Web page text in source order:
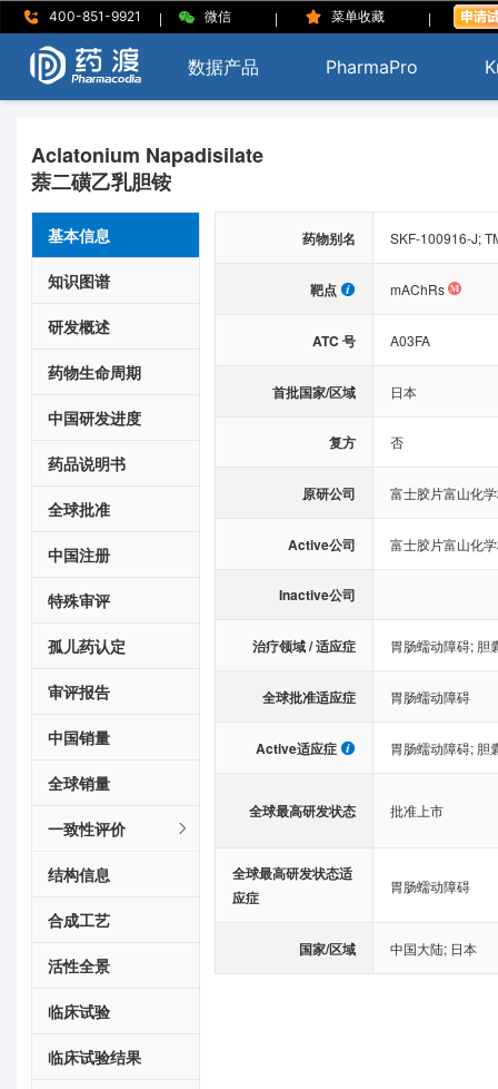
400-851-9921 | 微信 | 菜单收藏 |
数据产品 PharmaPro
Aclatonium Napadisilate
萘二磺乙乳胆铵
基本信息
知识图谱
研发概述
药物生命周期
中国研发进度
药品说明书
全球批准
中国注册
特殊审评
孤儿药认定
审评报告
中国销量
全球销量
一致性评价
结构信息
合成工艺
活性全景
临床试验
临床试验结果
药物别名 SKF-100916-J;
靶点 mAChRs
ATC 号 A03FA
首批国家/区域 日本
复方 否
原研公司 富士胶片富山化
Active公司 富士胶片富山化
Inactive公司
治疗领域 / 适应症 胃肠蠕动障碍; 胆
全球批准适应症 胃肠蠕动障碍
Active适应症 胃肠蠕动障碍; 胆
全球最高研发状态 批准上市
全球最高研发状态适
应症
胃肠蠕动障碍
国家/区域 中国大陆; 日本